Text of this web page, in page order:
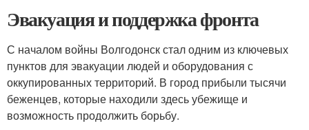
Эвакуация и поддержка фронта
С началом войны Волгодонск стал одним из ключевых
пунктов для эвакуации людей и оборудования с
оккупированных территорий. В город прибыли тысячи
беженцев, которые находили здесь убежище и
возможность продолжить борьбу.